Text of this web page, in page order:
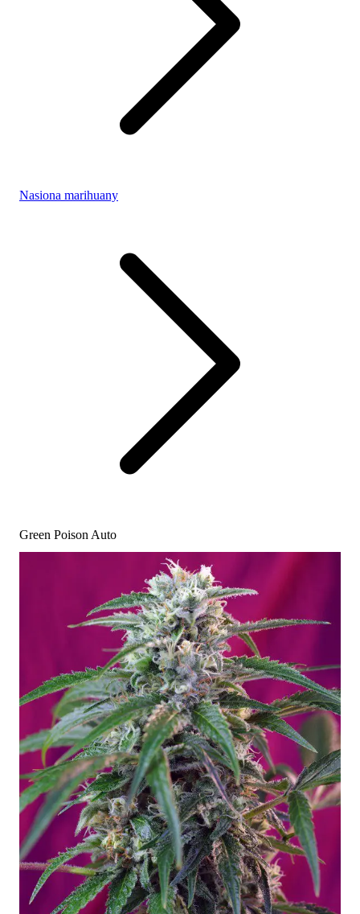
Nasiona marihuany
Green Poison Auto